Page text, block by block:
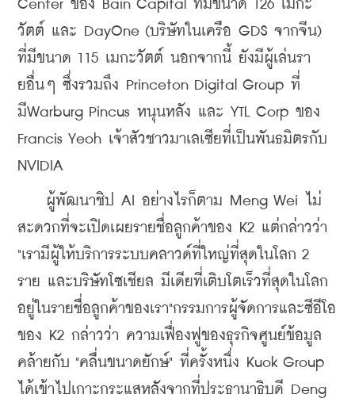
Center ของ Bain Capital ที่มีขนาด 126 เมกะ
วัตต์ และ DayOne (บริษัทในเครือ GDS จากจีน)
ที่มีขนาด 115 เมกะวัตต์ นอกจากนี้ ยังมีผู้เล่นรา
ยอื่นๆ ซึ่งรวมถึง Princeton Digital Group ที่
มีWarburg Pincus หนุนหลัง และ YTL Corp ของ
Francis Yeoh เจ้าสัวชาวมาเลเซียที่เป็นพันธมิตรกับ
NVIDIA
ผู้พัฒนาชิป AI อย่างไรก็ตาม Meng Wei ไม่
สะดวกที่จะเปิดเผยรายชื่อลูกค้าของ K2 แต่กล่าวว่า
"เรามีผู้ให้บริการระบบคลาวด์ที่ใหญ่ที่สุดในโลก 2
ราย และบริษัทโซเชียล มีเดียที่เติบโตเร็วที่สุดในโลก
อยู่ในรายชื่อลูกค้าของเรา"กรรมการผู้จัดการและซีอีโอ
ของ K2 กล่าวว่า ความเฟื่องฟูของธุรกิจศูนย์ข้อมูล
คล้ายกับ "คลื่นขนาดยักษ์" ที่ครั้งหนึ่ง
Kuok Group
ได้เข้าไปเกาะกระแสหลังจากที่ประธานาธิบดี
Deng